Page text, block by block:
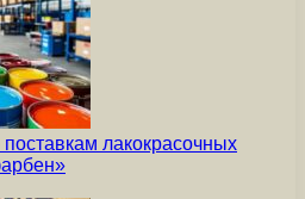
лакокрасочных